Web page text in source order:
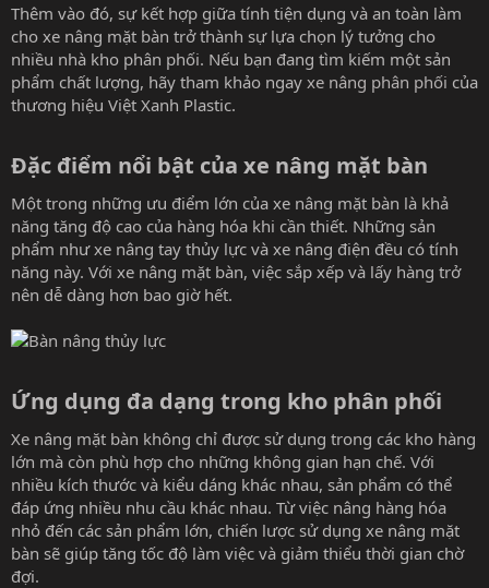
Thêm vào đó, sự kết hợp giữa tính tiện dụng và an toàn làm
cho xe nâng mặt bàn trở thành sự lựa chọn lý tưởng cho
nhiều nhà kho phân phối. Nếu bạn đang tìm kiếm một sản
phẩm chất lượng, hãy tham khảo ngay xe nâng phân phối của
thương hiệu Việt Xanh Plastic.
Đặc điểm nổi bật của xe nâng mặt bàn​
Một trong những ưu điểm lớn của xe nâng mặt bàn là khả
năng tăng độ cao của hàng hóa khi cần thiết. Những sản
phẩm như xe nâng tay thủy lực và xe nâng điện đều có tính
năng này. Với xe nâng mặt bàn, việc sắp xếp và lấy hàng trở
nên dễ dàng hơn bao giờ hết.
Ứng dụng đa dạng trong kho phân phối​
Xe nâng mặt bàn không chỉ được sử dụng trong các kho hàng
lớn mà còn phù hợp cho những không gian hạn chế. Với
nhiều kích thước và kiểu dáng khác nhau, sản phẩm có thể
đáp ứng nhiều nhu cầu khác nhau. Từ việc nâng hàng hóa
nhỏ đến các sản phẩm lớn, chiến lược sử dụng xe nâng mặt
bàn sẽ giúp tăng tốc độ làm việc và giảm thiểu thời gian chờ
đợi.